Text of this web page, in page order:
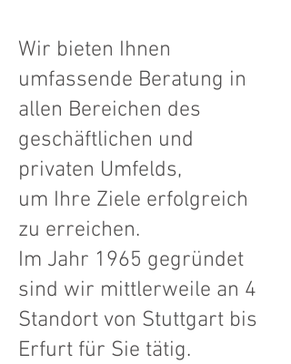
Wir bieten Ihnen
umfassende Beratung in
allen Bereichen des
geschäftlichen und
privaten Umfelds,
um Ihre Ziele erfolgreich
zu erreichen.
Im Jahr 1965 gegründet
sind wir mittlerweile an 4
Standort von Stuttgart bis
Erfurt für Sie tätig.